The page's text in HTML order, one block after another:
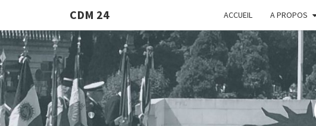
CDM 24 ACCUEIL A PROPOS